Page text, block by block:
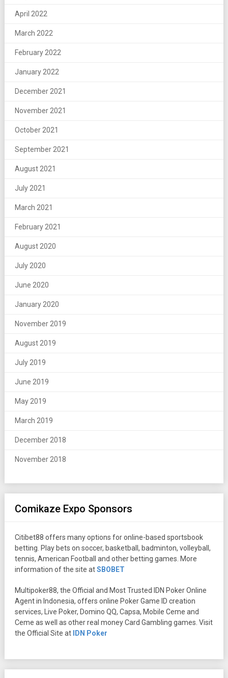
April 2022
March 2022
February 2022
January 2022
December 2021
November 2021
October 2021
September 2021
August 2021
July 2021
March 2021
February 2021
August 2020
July 2020
June 2020
January 2020
November 2019
August 2019
July 2019
June 2019
May 2019
March 2019
December 2018
November 2018
Comikaze Expo Sponsors
Citibet88 offers many options for online-based sportsbook
betting. Play bets on soccer, basketball, badminton, volleyball,
tennis, American Football and other betting games. More
information of the site atSBOBET
Multipoker88, the Official and Most Trusted IDN Poker Online
Agent in Indonesia, offers online Poker Game ID creation
services, Live Poker, Domino QQ, Capsa, Mobile Ceme and
Ceme as well as other real money Card Gambling games. Visit
the Official Site at
IDN Poker